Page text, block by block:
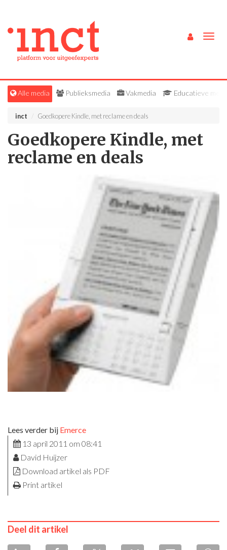
Alle media Publieksmedia Vakmedia Educatieve
inct Goedkopere Kindle, met reclame en deals
Goedkopere Kindle, met
reclame en deals
Lees verder bij Emerce
13 april 2011 om 08:41
David Huijzer
Download artikel als PDF
Print artikel
Deel dit artikel